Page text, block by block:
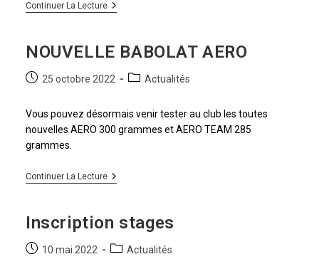
Continuer La Lecture
NOUVELLE BABOLAT AERO
25 octobre 2022 Actualités
Vous pouvez désormais venir tester au club les toutes
nouvelles AERO 300 grammes et AERO TEAM 285
grammes.
Continuer La Lecture
Inscription stages
10 mai 2022 Actualités